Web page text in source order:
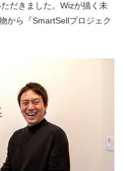
だきました。Wizが描く未
から『SmartSellプロジェク